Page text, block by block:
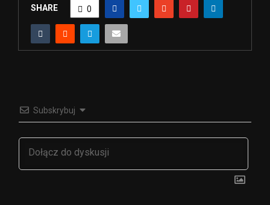
SHARE 0
Subskrybuj